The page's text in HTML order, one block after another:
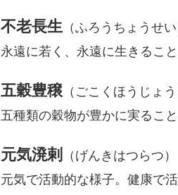
不老長生 （ふろうちょうせい
永遠に若く、永遠に生きるこ
五穀豊穣 （ごこくほうじょう
五種類の穀物が豊かに実るこ
元気溌剌
（げんきはつらつ）
元気で活動的な様子。健康で